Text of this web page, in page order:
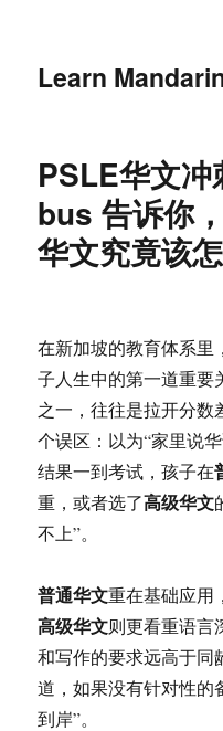
Learn
PSLE华文
bus 告诉你
华文究竟该
在新加坡的教育体系里
子人生中的第一道重要
之一，往往是拉开分数
个误区：以为“家里说
结果一到考试，孩子在
重，或者选了高级华文
不上”。
普通华文重在基础应用
高级华文则更看重语言
和写作的要求远高于同
道，如果没有针对性的
到岸”。